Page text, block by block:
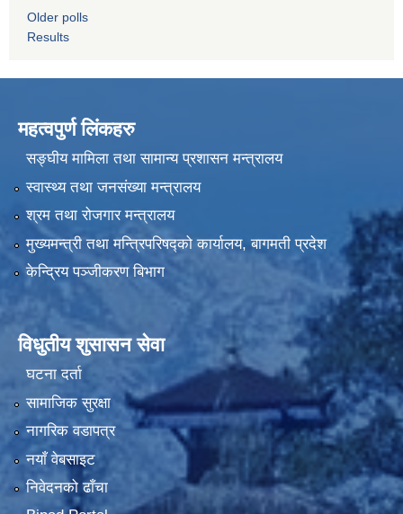
Older polls
Results
महत्वपुर्ण लिंकहरु
सङ्घीय मामिला तथा सामान्य प्रशासन मन्त्रालय
स्वास्थ्य तथा जनसंख्या मन्त्रालय
श्रम तथा रोजगार मन्त्रालय
मुख्यमन्त्री तथा मन्त्रिपरिषद्को कार्यालय, बागमती प्रदेश
केन्द्रिय पञ्जीकरण बिभाग
विधुतीय शुसासन सेवा
घटना दर्ता
सामाजिक सुरक्षा
नागरिक वडापत्र
नयाँ वेबसाइट
निवेदनको ढाँचा